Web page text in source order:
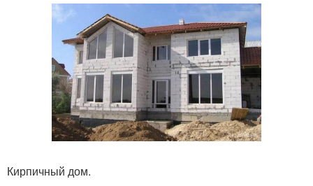
Кирпичный дом.